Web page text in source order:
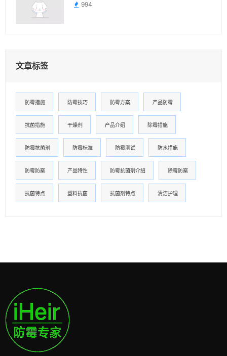
994
文章标签
防霉措施 防霉技巧 防霉方案 产品防霉
抗菌措施 干燥剂 产品介绍 除霉措施
防霉抗菌剂 防霉标准 防霉测试 防水措施
防霉防案 产品特性 防霉抗菌剂介绍 除霉防案
抗菌特点 塑料抗菌 抗菌剂特点 清洁护理